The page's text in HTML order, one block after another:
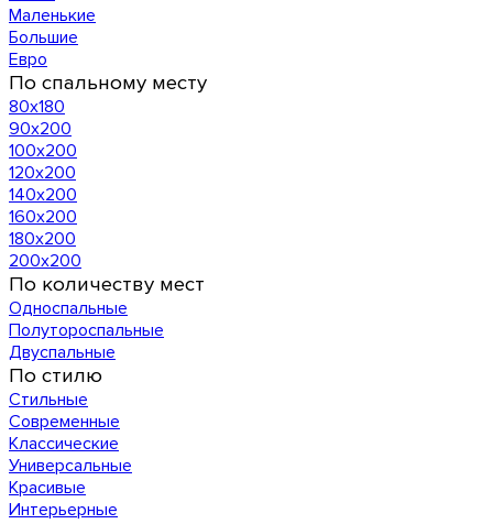
Маленькие
Большие
Евро
По спальному месту
80х180
90х200
100х200
120x200
140х200
160х200
180х200
200х200
По количеству мест
Односпальные
Полутороспальные
Двуспальные
По стилю
Стильные
Современные
Классические
Универсальные
Красивые
Интерьерные